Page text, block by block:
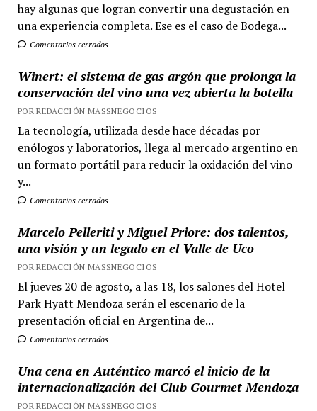
hay algunas que logran convertir una degustación en
una experiencia completa. Ese es el caso de Bodega...
Comentarios cerrados
Winert: el sistema de gas argón que prolonga la
conservación del vino una vez abierta la botella
POR REDACCIÓN MASSNEGOCIOS
La tecnología, utilizada desde hace décadas por
enólogos y laboratorios, llega al mercado argentino en
un formato portátil para reducir la oxidación del vino
y...
Comentarios cerrados
Marcelo Pelleriti y Miguel Priore: dos talentos,
una visión y un legado en el Valle de Uco
POR REDACCIÓN MASSNEGOCIOS
El jueves 20 de agosto, a las 18, los salones del Hotel
Park Hyatt Mendoza serán el escenario de la
presentación oficial en Argentina de...
Comentarios cerrados
Una cena en Auténtico marcó el inicio de la
internacionalización del Club Gourmet Mendoza
POR REDACCIÓN MASSNEGOCIOS